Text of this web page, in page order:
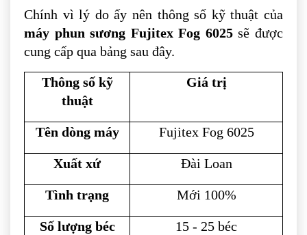
Chính vì lý do ấy nên thông số kỹ thuật của
máy phun sương Fujitex Fog 6025sẽ được
cung cấp qua bảng sau đây.
Thông số kỹ
thuật
Giá trị
Tên dòng máy Fujitex Fog 6025
Xuất xứ Đài Loan
Tình trạng Mới 100%
Số lượng béc 15 - 25 béc